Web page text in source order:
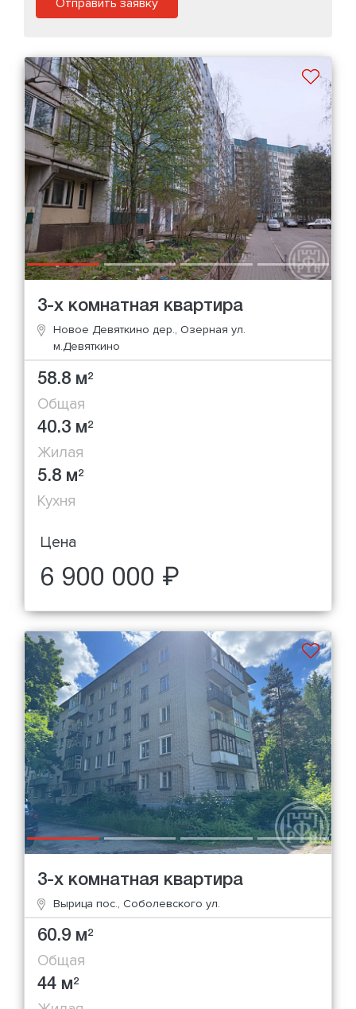
3-х комнатная квартира
Новое Девяткино дер., Озерная ул.
м.Девяткино
58.8 м2
Общая
40.3 м2
Жилая
5.8 м2
Кухня
Цена
6 900 000 ₽
3-х комнатная квартира
Вырица пос., Соболевского ул.
60.9 м2
Общая
44 м2